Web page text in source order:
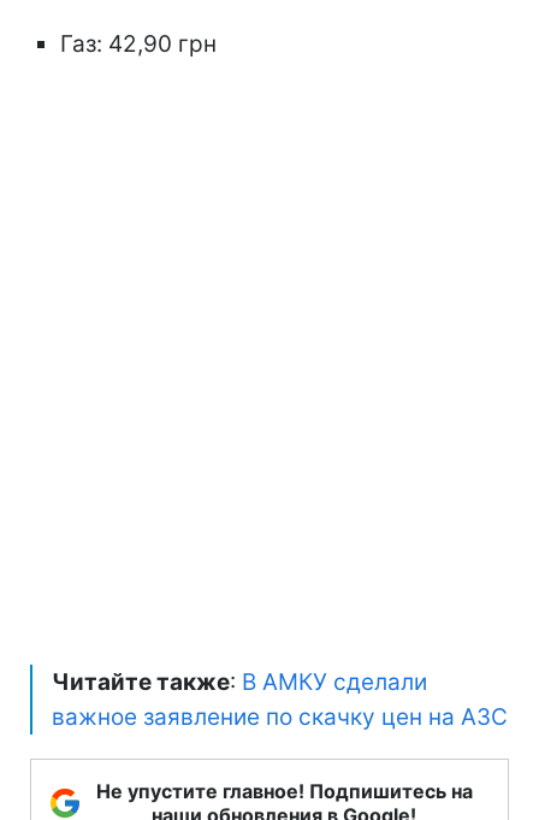
Газ: 42,90 грн
Читайте также: В АМКУ сделали
важное заявление по скачку цен на АЗС
Не упустите главное! Подпишитесь на
наши обновления в Google!